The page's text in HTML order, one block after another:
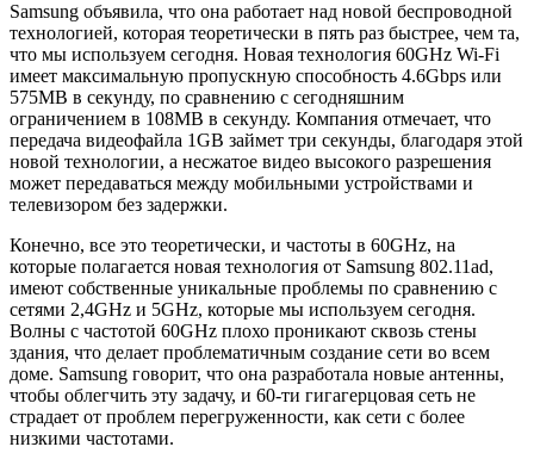
Samsung объявила, что она работает над новой беспроводной
технологией, которая теоретически в пять раз быстрее, чем та,
что мы используем сегодня. Новая технология 60GHz Wi-Fi
имеет максимальную пропускную способность 4.6Gbps или
575MB в секунду, по сравнению с сегодняшним
ограничением в 108MB в секунду. Компания отмечает, что
передача видеофайла 1GB займет три секунды, благодаря этой
новой технологии, а несжатое видео высокого разрешения
может передаваться между мобильными устройствами и
телевизором без задержки.
Конечно, все это теоретически, и частоты в 60GHz, на
которые полагается новая технология от Samsung 802.11ad,
имеют собственные уникальные проблемы по сравнению с
сетями 2,4GHz и 5GHz, которые мы используем сегодня.
Волны с частотой 60GHz плохо проникают сквозь стены
здания, что делает проблематичным создание сети во всем
доме. Samsung говорит, что она разработала новые антенны,
чтобы облегчить эту задачу, и 60-ти гигагерцовая сеть не
страдает от проблем перегруженности, как сети с более
низкими частотами.